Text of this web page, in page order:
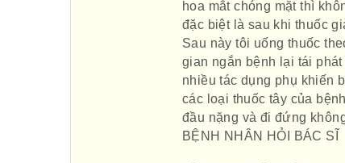
hoa mắt chóng mặt thì
đặc biệt là sau khi thuốc
Sau này tôi uống thuốc
gian ngắn bệnh lại tái
nhiều tác dụng phụ khiến
các loại thuốc tây của
đầu nặng và đi đứng
BỆNH NHÂN HỎI BÁC SĨ